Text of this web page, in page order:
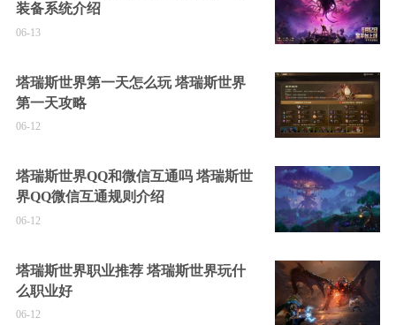
装备系统介绍
06-13
塔瑞斯世界第一天怎么玩 塔瑞斯世界
第一天攻略
06-12
塔瑞斯世界QQ和微信互通吗 塔瑞斯世
界QQ微信互通规则介绍
06-12
塔瑞斯世界职业推荐 塔瑞斯世界玩什
么职业好
06-12